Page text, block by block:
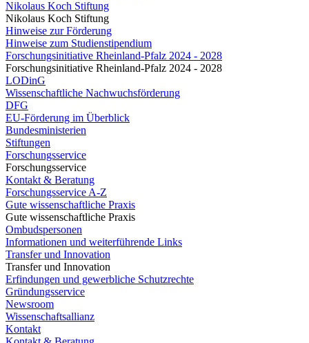
Nikolaus Koch Stiftung
Nikolaus Koch Stiftung
Hinweise zur Förderung
Hinweise zum Studienstipendium
Forschungsinitiative Rheinland-Pfalz 2024 - 2028
Forschungsinitiative Rheinland-Pfalz 2024 - 2028
LODinG
Wissenschaftliche Nachwuchsförderung
DFG
EU-Förderung im Überblick
Bundesministerien
Stiftungen
Forschungsservice
Forschungsservice
Kontakt & Beratung
Forschungsservice A-Z
Gute wissenschaftliche Praxis
Gute wissenschaftliche Praxis
Ombudspersonen
Informationen und weiterführende Links
Transfer und Innovation
Transfer und Innovation
Erfindungen und gewerbliche Schutzrechte
Gründungsservice
Newsroom
Wissenschaftsallianz
Kontakt